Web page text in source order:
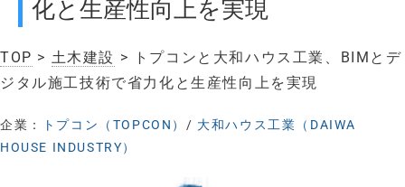
化と生産性向上を実現
TOP > 土木建設 > トプコンと大和ハウス工業、BIMとデ
ジタル施工技術で省力化と生産性向上を実現
企業： トプコン（TOPCON）/ 大和ハウス工業（DAIWA
HOUSE INDUSTRY）